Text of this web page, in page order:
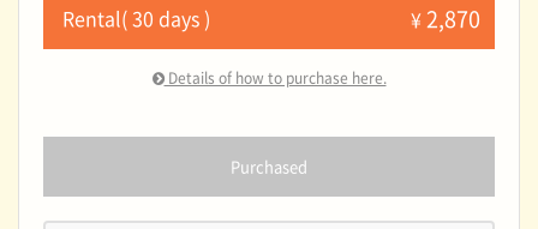
Rental( 30 days ) ¥2,870
Details of how to purchase here.
Purchased